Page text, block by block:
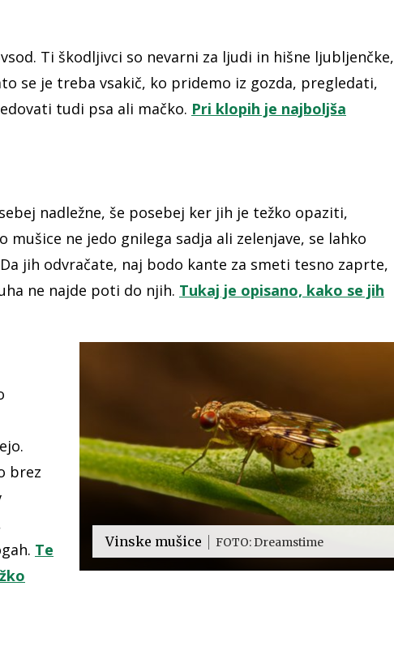
Ti škodljivci so nevarni za ljudi in hišne ljubljenčke,
se je treba vsakič, ko pridemo iz gozda, pregledati,
tudi psa ali mačko. Pri klopih je najboljša
nadležne, še posebej ker jih je težko opaziti,
mušice ne jedo gnilega sadja ali zelenjave, se lahko
jih odvračate, naj bodo kante za smeti tesno zaprte,
ne najde poti do njih. Tukaj je opisano, kako se jih
Vinske mušice FOTO: Dreamstime
brez
Te